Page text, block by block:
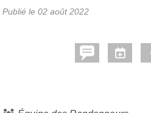
Publié le 02 août 2022